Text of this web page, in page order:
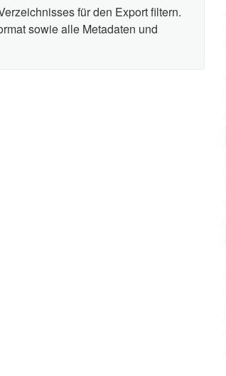
für den Export filtern.
sowie alle Metadaten und